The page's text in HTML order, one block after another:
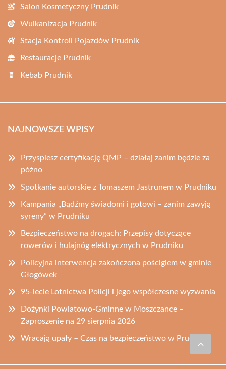
Salon Kosmetyczny Prudnik
Wulkanizacja Prudnik
Stacja Kontroli Pojazdów Prudnik
Restauracje Prudnik
Kebab Prudnik
NAJNOWSZE WPISY
Przyspiesz certyfikację QMP – działaj zanim będzie za
późno
Spotkanie autorskie z Tomaszem Jastrunem w Prudniku
Kampania „Bądźmy świadomi i gotowi – zanim zawyją
syreny” w Prudniku
Bezpieczeństwo na drogach: Przepisy dotyczące
rowerów i hulajnóg elektrycznych w Prudniku
Policyjna interwencja zakończona pościgiem w gminie
Głogówek
95-lecie Lotnictwa Policji i jego współczesne wyzwania
Dożynki Powiatowo-Gminne w Moszczance –
Zaproszenie na 29 sierpnia 2026
Wracają upały – Czas na bezpieczeństwo w Prudniku!